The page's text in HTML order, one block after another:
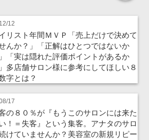
12
リスト年間ＭＶＰ「売上だけで決めて
んか？」「正解はひとつではないか
「実は隠れた評価ポイントがあるか
多店舗サロン様に参考にしてほしい８
字とは？
17
の８０％が『もうこのサロンには来た
！＝失客』という集客。アナタのサロ
けていませんか？美容室の新規リピー